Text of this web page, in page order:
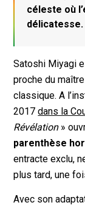
céleste où
délicatesse.
Satoshi Miyagi
proche du
classique. A
2017dans la
Révélation»
parenthèse
entracte exclu,
plus tard, une
Avec son